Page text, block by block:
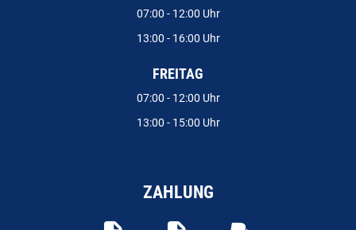
07:00 - 12:00 Uhr
13:00 - 16:00 Uhr
FREITAG
07:00 - 12:00 Uhr
13:00 - 15:00 Uhr
ZAHLUNG